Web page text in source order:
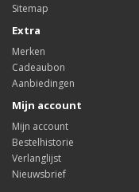
Sitemap
Extra
Merken
Cadeaubon
Aanbiedingen
Mijn account
Mijn account
Bestelhistorie
Verlanglijst
Nieuwsbrief